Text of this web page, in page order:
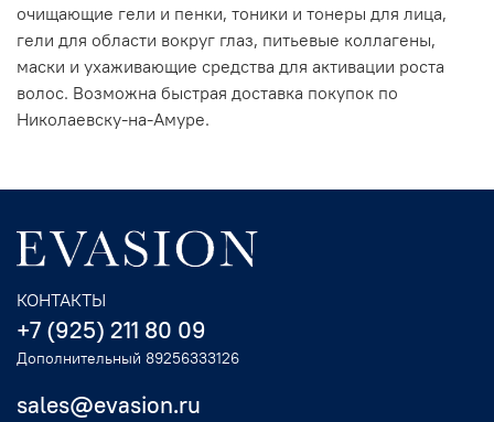
очищающие гели и пенки, тоники и тонеры для лица,
гели для области вокруг глаз, питьевые коллагены,
маски и ухаживающие средства для активации роста
волос. Возможна быстрая доставка покупок по
Николаевску-на-Амуре.
КОНТАКТЫ
+7 (925) 211 80 09
Дополнительный 89256333126
sales@evasion.ru